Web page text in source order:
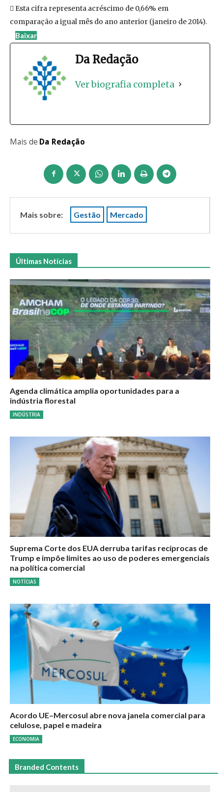
 Esta cifra representa acréscimo de 0,66% em
comparação a igual mês do ano anterior (janeiro de 2014).
Baixar
Da Redação
Ver biografia completa
Mais de Da Redação
Mais sobre: Gestão Mercado
Últimas Notícias
Agenda climática amplia oportunidades para a
indústria florestal
INDÚSTRIA
Suprema Corte dos EUA derruba tarifas recíprocas de
Trump e impõe limites ao uso de poderes emergenciais
na política comercial
NOTÍCIAS
Acordo UE–Mercosul abre nova janela comercial para
celulose, papel e madeira
ECONOMIA
Branded Contents